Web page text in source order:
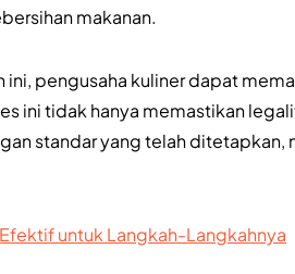
makanan.
pengusaha kuliner dapat
ini tidak hanya memastikan
standar yang telah
untuk Langkah-Langkahnya